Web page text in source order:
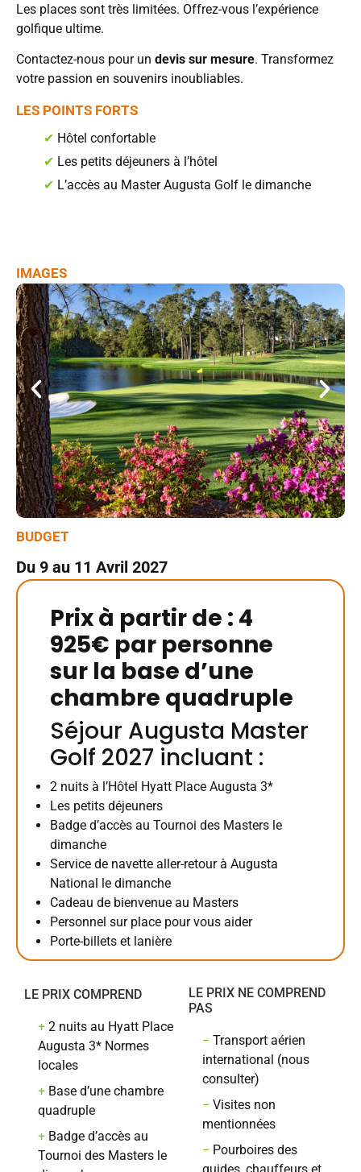
Les places sont très limitées. Offrez-vous l’expérience
golfique ultime.
Contactez-nous pour un devis sur mesure. Transformez
votre passion en souvenirs inoubliables.
LES POINTS FORTS
✔ Hôtel confortable
✔ Les petits déjeuners à l’hôtel
✔ L’accès au Master Augusta Golf le dimanche
BUDGET
Du 9 au 11 Avril 2027
Prix à partir de : 4
925€ par personne
sur la base d’une
chambre quadruple
Séjour Augusta Master
Golf 2027 incluant :
2 nuits à l’Hôtel Hyatt Place Augusta 3*
Les petits déjeuners
Badge d’accès au Tournoi des Masters le
dimanche
Service de navette aller-retour à Augusta
National le dimanche
Cadeau de bienvenue au Masters
Personnel sur place pour vous aider
Porte-billets et lanière
LE PRIX COMPREND
+ 2 nuits au Hyatt Place
Augusta 3* Normes
locales
+ Base d’une chambre
quadruple
+ Badge d’accès au
Tournoi des Masters le
LE PRIX NE COMPREND
PAS
−Transport aérien
international (nous
consulter)
−Visites non
mentionnées
− Pourboires des